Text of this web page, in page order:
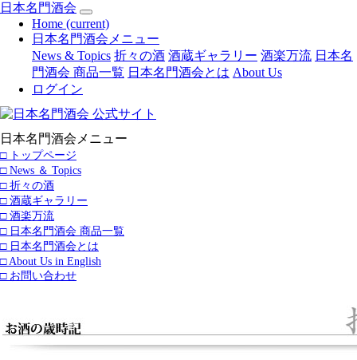
日本名門酒会
Home (current)
日本名門酒会メニュー
News & Topics 折々の酒 酒蔵ギャラリー 酒楽万流 日本名
門酒会 商品一覧 日本名門酒会とは About Us
ログイン
日本名門酒会メニュー
□ トップページ
□ News ＆ Topics
□ 折々の酒
□ 酒蔵ギャラリー
□ 酒楽万流
□ 日本名門酒会 商品一覧
□ 日本名門酒会とは
□ About Us in English
□ お問い合わせ